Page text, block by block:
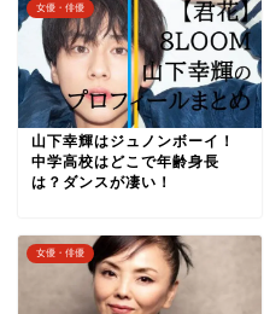
女優・俳優
山下幸輝はジュノンボーイ！
中学高校はどこで年齢身長
は？ダンスが凄い！
女優・俳優